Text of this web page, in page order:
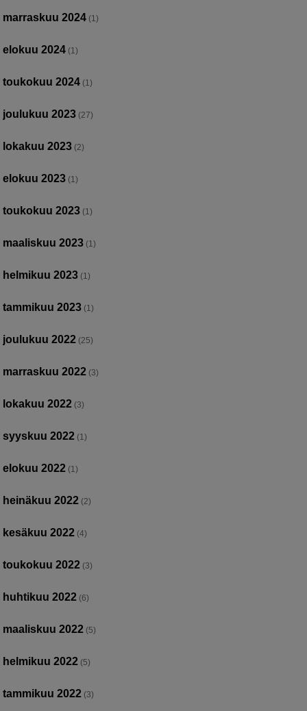
marraskuu 2024 (1)
elokuu 2024 (1)
toukokuu 2024 (1)
joulukuu 2023 (27)
lokakuu 2023 (2)
elokuu 2023 (1)
toukokuu 2023 (1)
maaliskuu 2023 (1)
helmikuu 2023 (1)
tammikuu 2023 (1)
joulukuu 2022 (25)
marraskuu 2022 (3)
lokakuu 2022 (3)
syyskuu 2022 (1)
elokuu 2022 (1)
heinäkuu 2022 (2)
kesäkuu 2022 (4)
toukokuu 2022 (3)
huhtikuu 2022 (6)
maaliskuu 2022 (5)
helmikuu 2022 (5)
tammikuu 2022 (3)